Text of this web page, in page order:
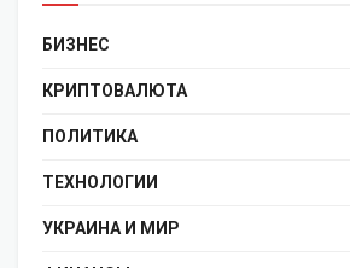
БИЗНЕС
КРИПТОВАЛЮТА
ПОЛИТИКА
ТЕХНОЛОГИИ
УКРАИНА И МИР